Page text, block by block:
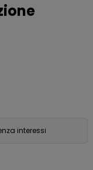
interessi